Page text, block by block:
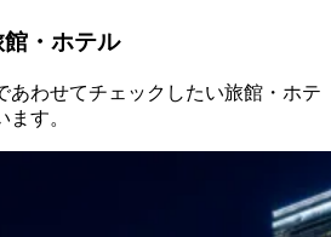
・ホテル
あわせてチェックしたい旅館・ホテ
す。